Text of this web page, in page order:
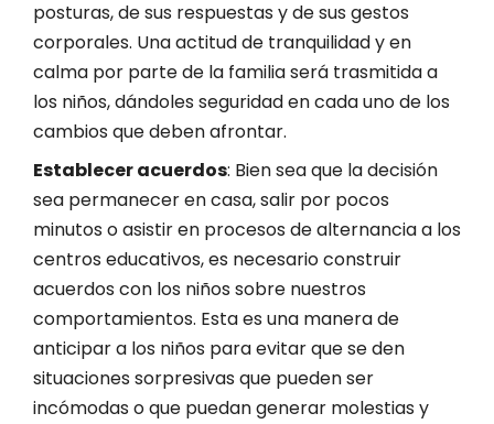
posturas, de sus respuestas y de sus gestos
corporales. Una actitud de tranquilidad y en
calma por parte de la familia será trasmitida a
los niños, dándoles seguridad en cada uno de los
cambios que deben afrontar.
Establecer acuerdos: Bien sea que la decisión
sea permanecer en casa, salir por pocos
minutos o asistir en procesos de alternancia a los
centros educativos, es necesario construir
acuerdos con los niños sobre nuestros
comportamientos. Esta es una manera de
anticipar a los niños para evitar que se den
situaciones sorpresivas que pueden ser
incómodas o que puedan generar molestias y